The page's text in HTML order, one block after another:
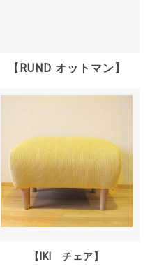
【RUND オットマン】
【IKI チェア】